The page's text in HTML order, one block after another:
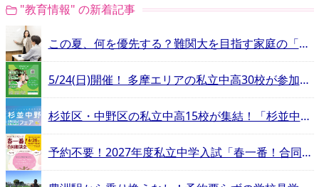
"教育情報" の新着記事
この夏、何を優先する？難関大を目指す家庭の「学習計画」と「塾選び」
5/24(日)開催！ 多摩エリアの私立中高30校が参加する合同相談会
杉並区・中野区の私立中高15校が集結！「杉並中野私立中学高等学校フェア」
予約不要！2027年度私立中学入試「春一番！合同相談会」